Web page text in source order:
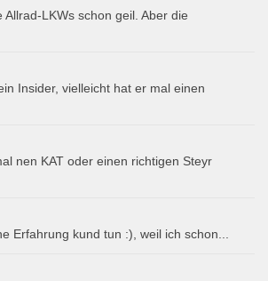
Allrad-LKWs schon geil. Aber die
Insider, vielleicht hat er mal einen
nen KAT oder einen richtigen Steyr
Erfahrung kund tun :), weil ich schon...